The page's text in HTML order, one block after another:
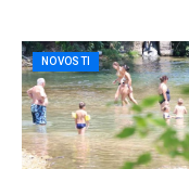
NOVOSTI